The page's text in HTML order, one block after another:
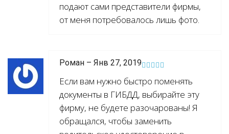
подают сами представители фирмы,
от меня потребовалось лишь фото.
Роман – Янв 27, 2019
Если вам нужно быстро поменять
документы в ГИБДД, выбирайте эту
фирму, не будете разочарованы! Я
обращался, чтобы заменить